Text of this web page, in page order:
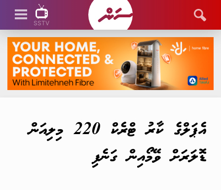
SSTV
SSTV LIVE
އެޕަލްގެ ކާރު ޓްރެކް 220 މިލިއަން
ޑޮލަރަށް ވޭމޯއިން ގަނެފި